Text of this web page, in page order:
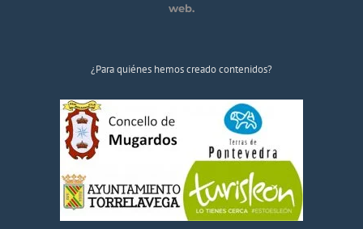
web.
¿Para quiénes hemos creado contenidos?